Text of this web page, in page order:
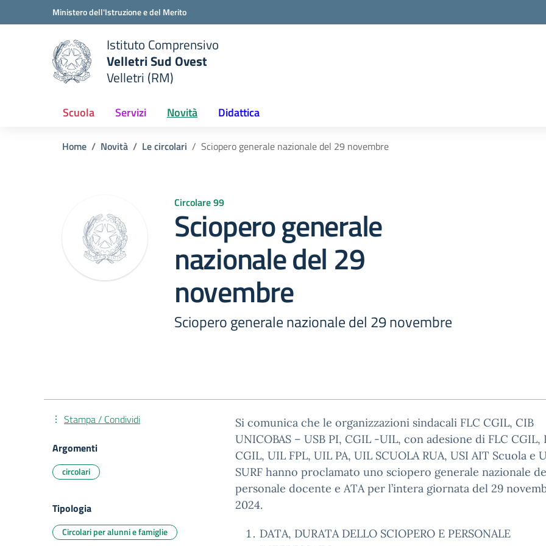
Vai ai contenuti
Vai al menu di navigazioneMinistero dell'Istruzione e del Merito
scuola
Istituto Comprensivo
Velletri Sud Ovest
Velletri (RM)
Scuola Servizi Novità Didattica
Home Novità Le circolari Sciopero generale nazionale del 29 novembre
Circolare 99
Sciopero generale
nazionale del 29
novembre
Sciopero generale nazionale del 29 novembre
Si comunica che le organizzazioni sindacali FLC CGIL, CIB
UNICOBAS – USB PI, CGIL -UIL, con adesione di FLC CGIL,
CGIL, UIL FPL, UIL PA, UIL SCUOLA RUA, USI AIT Scuola e
SURF hanno proclamato uno sciopero generale nazionale
personale docente e ATA per l’intera giornata del 29
2024.
DATA, DURATA DELLO SCIOPERO E PERSONALE
Stampa / Condividi
Argomenti
circolari
Tipologia
Circolari per alunni e famiglie